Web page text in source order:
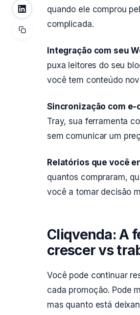
quando ele comprou
complicada.
Integração com seu
puxa leitores do seu
você tem conteúdo
Sincronização com e-
Tray, sua ferramenta
sem comunicar um
Relatórios que você
quantos compraram,
você a tomar decisão
Cliqvenda: A
crescer vs
Você pode continuar
cada promoção. Pode
mas quanto está